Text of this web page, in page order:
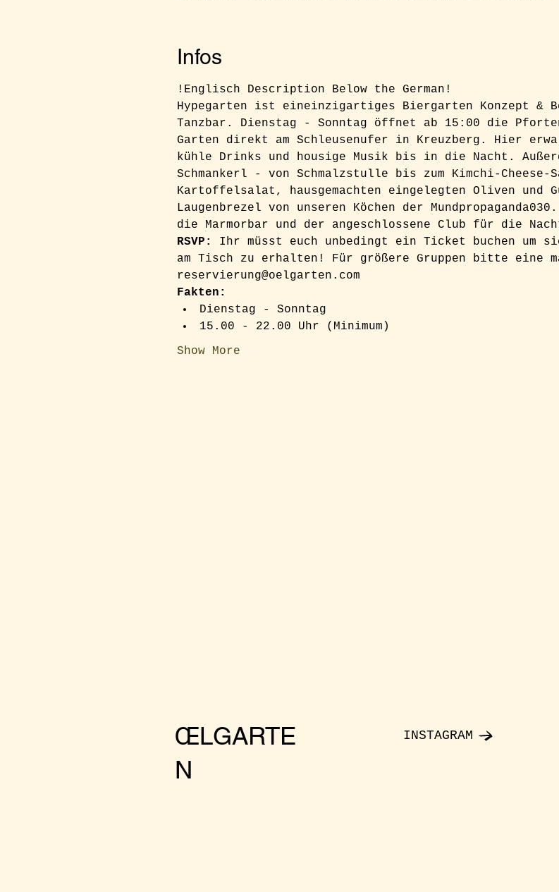
Infos
!Englisch Description Below the German!
Hypegarten ist eineinzigartiges Biergarten Konzept &
Tanzbar. Dienstag - Sonntag öffnet ab 15:00 die Pforten
Garten direkt am Schleusenufer in Kreuzberg. Hier
kühle Drinks und housige Musik bis in die Nacht.
Schmankerl - von Schmalzstulle bis zum Kimchi-Cheese-
Kartoffelsalat, hausgemachten eingelegten Oliven und
Laugenbrezel von unseren Köchen der
die Marmorbar und der angeschlossene Club für die
RSVP: Ihr müsst euch unbedingt ein Ticket buchen um
am Tisch zu erhalten! Für größere Gruppen bitte eine
reservierung@oelgarten.com
Fakten:
Dienstag - Sonntag
15.00 - 22.00 Uhr (Minimum)
Show More
ŒLGARTE
N
INSTAGRAM